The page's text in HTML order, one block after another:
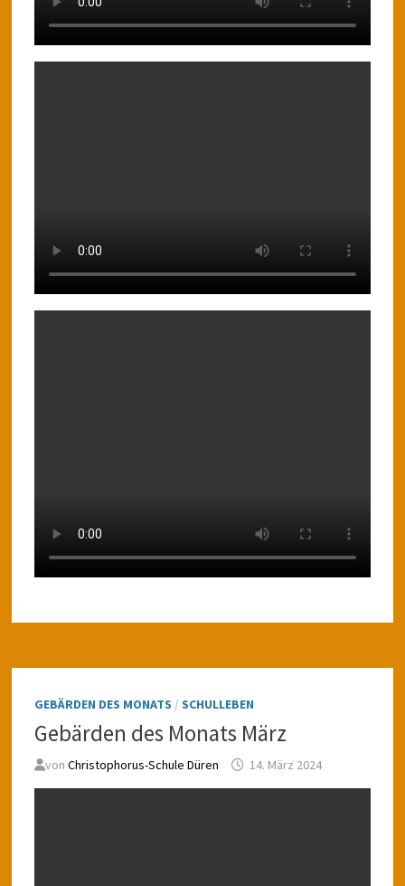
GEBÄRDEN DES MONATS / SCHULLEBEN
Gebärden des Monats März
von Christophorus-Schule Düren 14. März 2024